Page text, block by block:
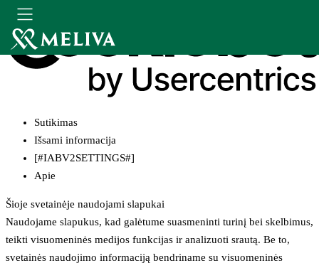
Sutikimas
Išsami informacija
[#IABV2SETTINGS#]
Apie
Šioje svetainėje naudojami slapukai
Naudojame slapukus, kad galėtume suasmeninti turinį bei skelbimus,
teikti visuomeninės medijos funkcijas ir analizuoti srautą. Be to,
svetainės naudojimo informaciją bendriname su visuomeninės